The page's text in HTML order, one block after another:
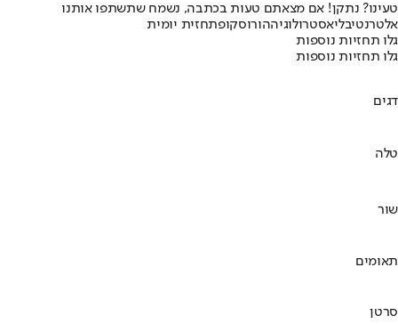
טעינו? נתקן! אם מצאתם טעות בכתבה, נשמח שתשתפו אותנו
אלטרנטיבליאסטרולוגיההורוסקופתחזית יומית
גלו תחזיות נוספות
גלו תחזיות נוספות
דגים
טלה
שור
תאומים
סרטן